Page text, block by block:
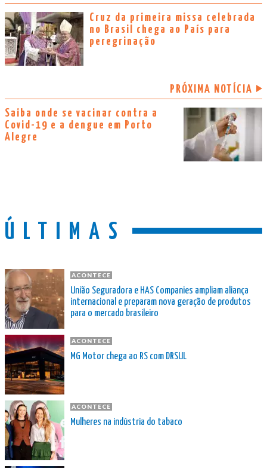
Cruz da primeira missa celebrada
no Brasil chega ao País para
peregrinação
PRÓXIMA NOTÍCIA
Saiba onde se vacinar contra a
Covid-19 e a dengue em Porto
Alegre
ÚLTIMAS
ACONTECE
União Seguradora e HAS Companies ampliam aliança
internacional e preparam nova geração de produtos
para o mercado brasileiro
ACONTECE
MG Motor chega ao RS com DRSUL
ACONTECE
Mulheres na indústria do tabaco